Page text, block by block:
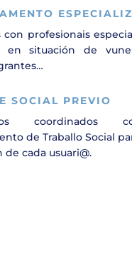
con profesionais
en situación de
SOCIAL PREVIO
coordinados
de Traballo Social
de cada usuari@.